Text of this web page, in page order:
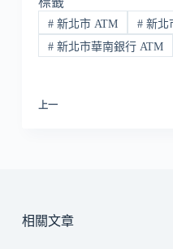
#新北市 ATM #新北
#新北市華南銀行 ATM
上一
相關文章